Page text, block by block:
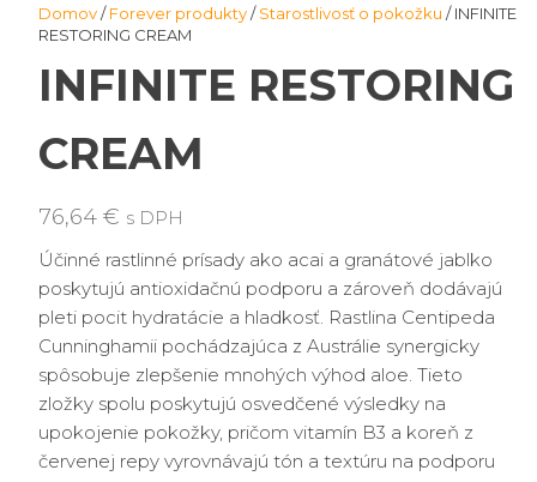
Domov/Forever produkty/Starostlivosť o pokožku / INFINITE
RESTORING CREAM
INFINITE RESTORING
CREAM
76,64 € s DPH
Účinné rastlinné prísady ako acai a granátové jablko
poskytujú antioxidačnú podporu a zároveň dodávajú
pleti pocit hydratácie a hladkosť. Rastlina Centipeda
Cunninghamii pochádzajúca z Austrálie synergicky
spôsobuje zlepšenie mnohých výhod aloe. Tieto
zložky spolu poskytujú osvedčené výsledky na
upokojenie pokožky, pričom vitamín B3 a koreň z
červenej repy vyrovnávajú tón a textúru na podporu